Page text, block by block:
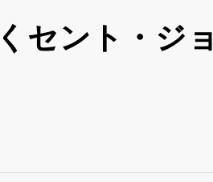
セント・ジョ